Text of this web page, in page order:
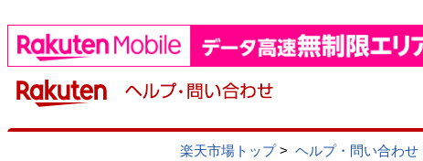
楽天市場トップ> ヘルプ・問い合わせ